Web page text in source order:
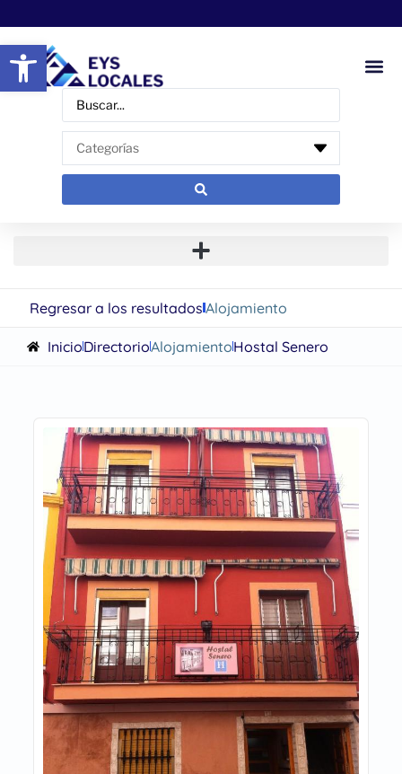
Abrir barra de herramientas
Regresar a los resultadosAlojamiento
InicioDirectorioAlojamientoHostal Senero